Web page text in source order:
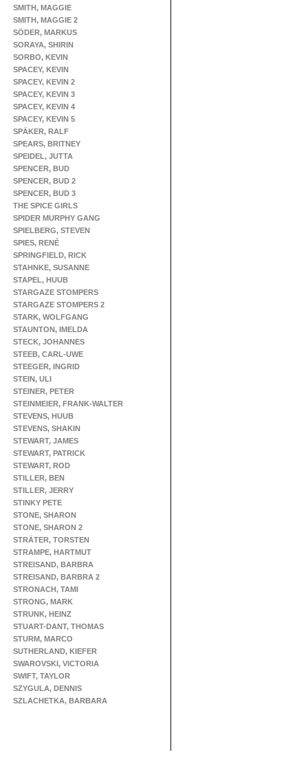
SMITH, MAGGIE
SMITH, MAGGIE 2
SÖDER, MARKUS
SORAYA, SHIRIN
SORBO, KEVIN
SPACEY, KEVIN
SPACEY, KEVIN 2
SPACEY, KEVIN 3
SPACEY, KEVIN 4
SPACEY, KEVIN 5
SPÄKER, RALF
SPEARS, BRITNEY
SPEIDEL, JUTTA
SPENCER, BUD
SPENCER, BUD 2
SPENCER, BUD 3
THE SPICE GIRLS
SPIDER MURPHY GANG
SPIELBERG, STEVEN
SPIES, RENÉ
SPRINGFIELD, RICK
STAHNKE, SUSANNE
STAPEL, HUUB
STARGAZE STOMPERS
STARGAZE STOMPERS 2
STARK, WOLFGANG
STAUNTON, IMELDA
STECK, JOHANNES
STEEB, CARL-UWE
STEEGER, INGRID
STEIN, ULI
STEINER, PETER
STEINMEIER, FRANK-WALTER
STEVENS, HUUB
STEVENS, SHAKIN
STEWART, JAMES
STEWART, PATRICK
STEWART, ROD
STILLER, BEN
STILLER, JERRY
STINKY PETE
STONE, SHARON
STONE, SHARON 2
STRÄTER, TORSTEN
STRAMPE, HARTMUT
STREISAND, BARBRA
STREISAND, BARBRA 2
STRONACH, TAMI
STRONG, MARK
STRUNK, HEINZ
STUART-DANT, THOMAS
STURM, MARCO
SUTHERLAND, KIEFER
SWAROVSKI, VICTORIA
SWIFT, TAYLOR
SZYGULA, DENNIS
SZLACHETKA, BARBARA